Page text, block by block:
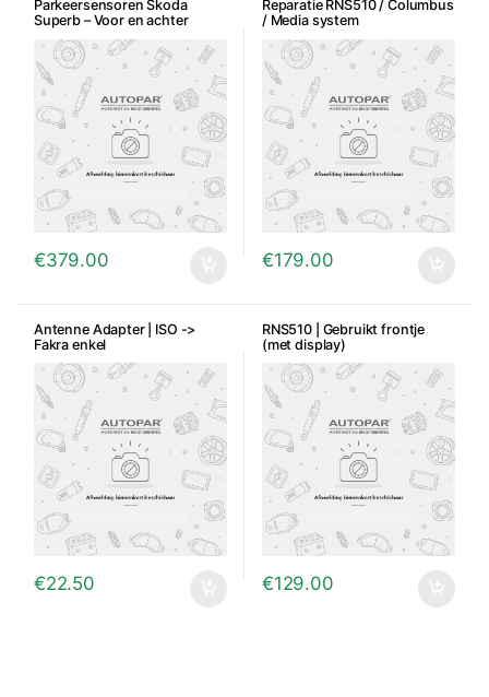
Parkeersensoren Skoda
Superb – Voor en achter
€379.00
Reparatie RNS510 / Columbus
/ Media system
opstartproblemen
€179.00
Antenne Adapter | ISO ->
Fakra enkel
€22.50
RNS510 | Gebruikt frontje
(met display)
€129.00